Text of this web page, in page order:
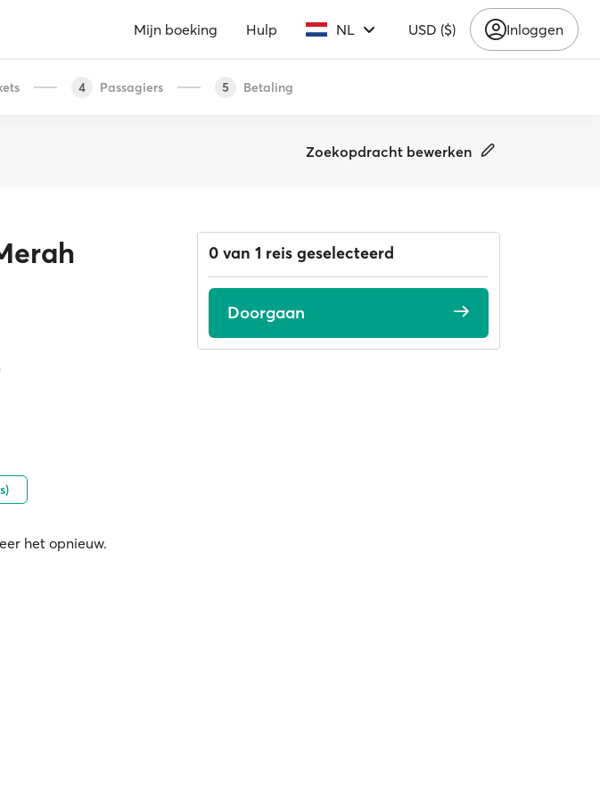
Mijn boeking Hulp NL USD ($) Inloggen
4 Passagiers 5 Betaling
Zoekopdracht bewerken
het opnieuw.
0 van 1 reis geselecteerd
Doorgaan